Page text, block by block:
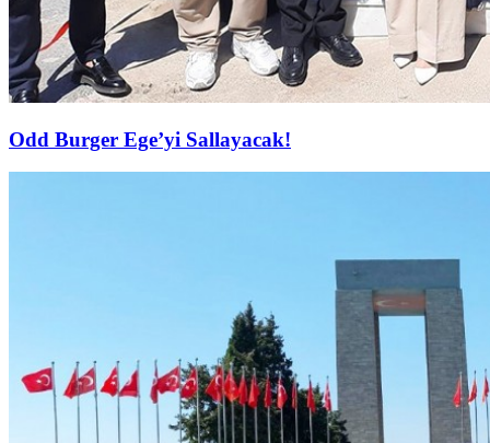
Odd Burger Ege’yi Sallayacak!